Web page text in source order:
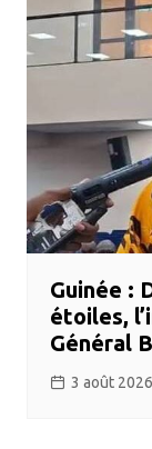
Guinée :
étoiles,
Général
3 août 2026